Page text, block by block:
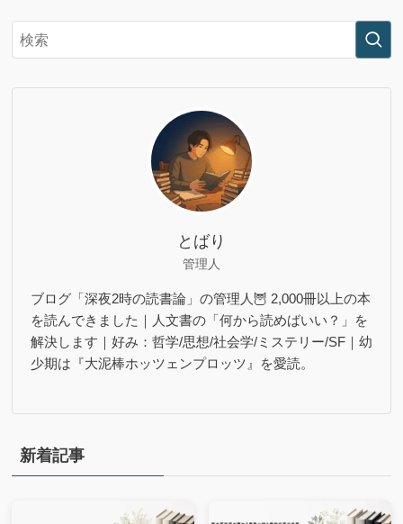
とばり
管理人
ブログ「深夜2時の読書論」の管理人🦉 2,000冊以上の本
を読んできました｜人文書の「何から読めばいい？」を
解決します｜好み：哲学/思想/社会学/ミステリー/SF｜幼
少期は『大泥棒ホッツェンプロッツ』を愛読。
新着記事